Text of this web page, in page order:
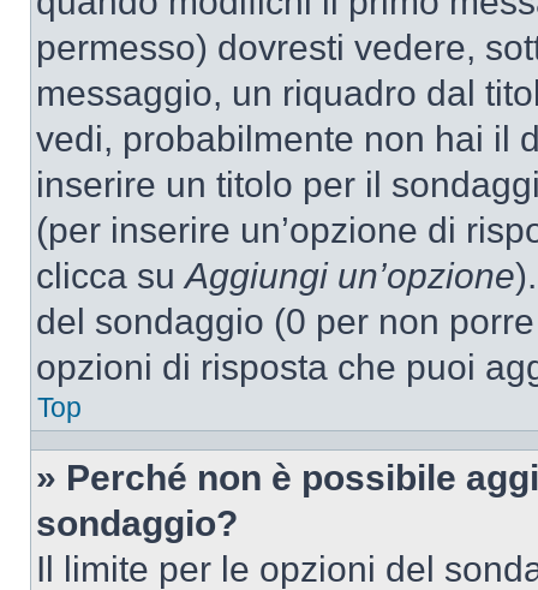
permesso) dovresti vedere,
messaggio, un riquadro dal
vedi, probabilmente non hai il
inserire un titolo per il
(per inserire un’opzione di
clicca suAggiungi un’opzione
del sondaggio (0 per non
opzioni di risposta che puoi
Top
» Perché non è possibile
sondaggio?
Il limite per le opzioni del